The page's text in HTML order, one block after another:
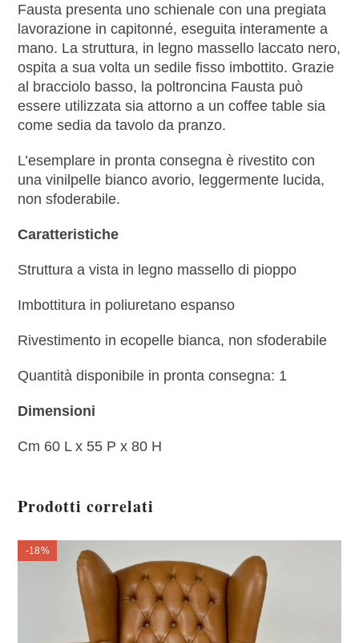
Fausta presenta uno schienale con una pregiata
lavorazione in capitonné, eseguita interamente a
mano. La struttura, in legno massello laccato nero,
ospita a sua volta un sedile fisso imbottito. Grazie
al bracciolo basso, la poltroncina Fausta può
essere utilizzata sia attorno a un coffee table sia
come sedia da tavolo da pranzo.
L’esemplare in pronta consegna è rivestito con
una vinilpelle bianco avorio, leggermente lucida,
non sfoderabile.
Caratteristiche
Struttura a vista in legno massello di pioppo
Imbottitura in poliuretano espanso
Rivestimento in ecopelle bianca, non sfoderabile
Quantità disponibile in pronta consegna: 1
Dimensioni
Cm 60 L x 55 P x 80 H
Prodotti correlati
-18%